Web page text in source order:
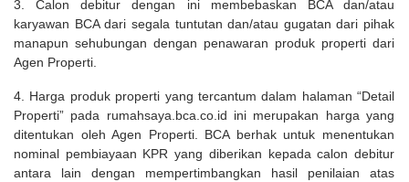
3. Calon debitur dengan ini membebaskan BCA dan/atau
karyawan BCA dari segala tuntutan dan/atau gugatan dari pihak
manapun sehubungan dengan penawaran produk properti dari
Agen Properti.
4. Harga produk properti yang tercantum dalam halaman “Detail
Properti” pada rumahsaya.bca.co.id ini merupakan harga yang
ditentukan oleh Agen Properti. BCA berhak untuk menentukan
nominal pembiayaan KPR yang diberikan kepada calon debitur
antara lain dengan mempertimbangkan hasil penilaian atas